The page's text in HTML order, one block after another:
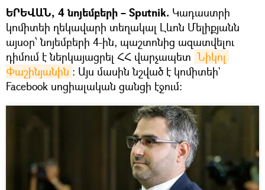
ԵՐԵՎԱՆ, 4 նոյեմբերի – Sputnik. Կադաստրի
կոմիտեի ղեկավարի տեղակալ Լևոն Մելիքյանն
այսօր՝ նոյեմբերի 4-ին, պաշտոնից ազատվելու
դիմում է ներկայացրել ՀՀ վարչապետ Նիկոլ
Փաշինյանին ։ Այս մասին նշված է կոմիտեի`
Facebook սոցիալական ցանցի էջում։